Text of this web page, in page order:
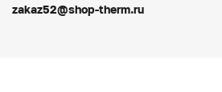
zakaz52@shop-therm.ru